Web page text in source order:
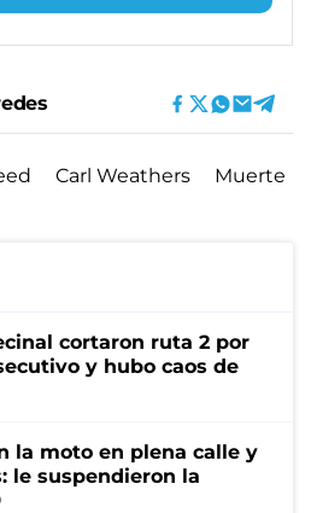
Carl Weathers Muerte
cortaron ruta 2 por
y hubo caos de
la moto en plena calle y
le suspendieron la